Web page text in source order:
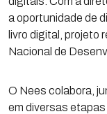
a oportunidade de
livro digital, projeto
Nacional de
O Nees colabora,
em diversas etapas